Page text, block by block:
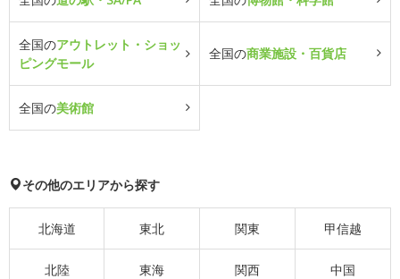
全国のアウトレット・ショッ
ピングモール
全国の商業施設・百貨店
全国の美術館
その他のエリアから探す
北海道 東北 関東 甲信越
北陸 東海 関西 中国